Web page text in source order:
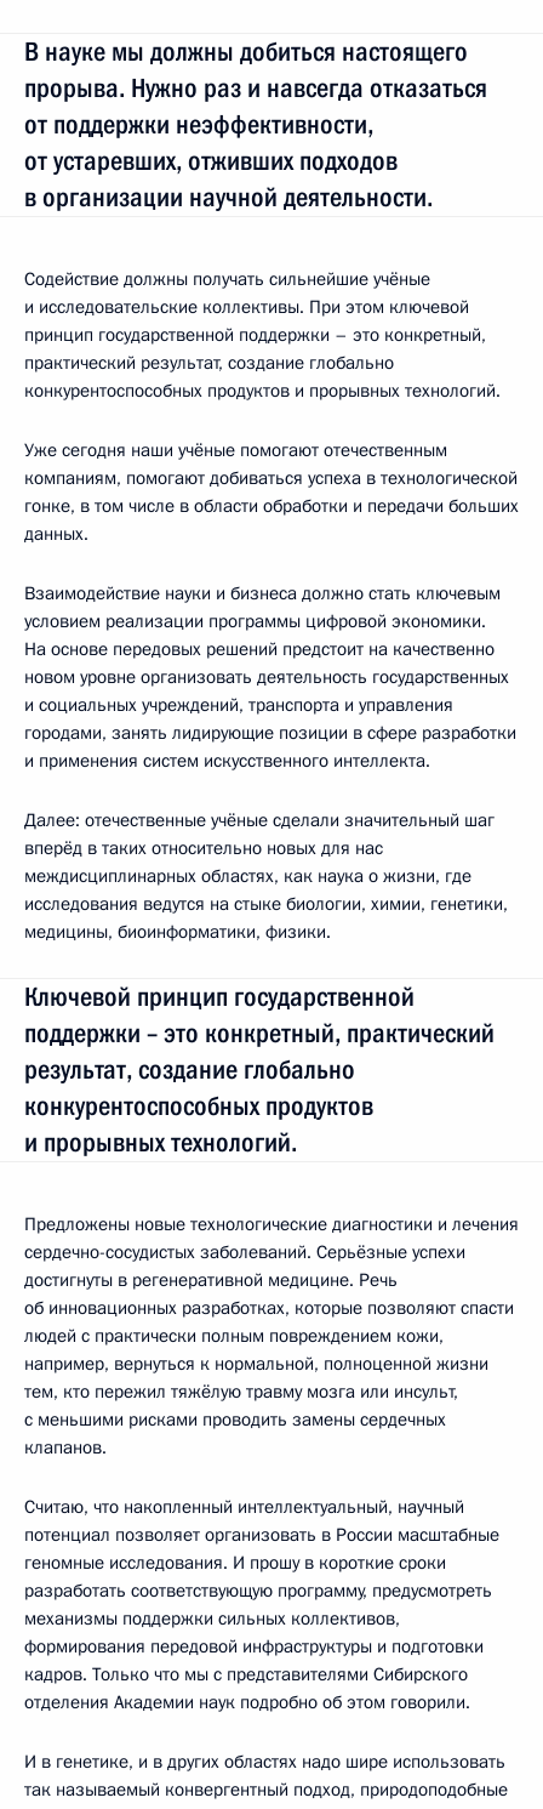
В науке мы должны добиться настоящего
прорыва. Нужно раз и навсегда отказаться
от поддержки неэффективности,
от устаревших, отживших подходов
в организации научной деятельности.
Содействие должны получать сильнейшие учёные
и исследовательские коллективы. При этом ключевой
принцип государственной поддержки – это конкретный,
практический результат, создание глобально
конкурентоспособных продуктов и прорывных технологий.
Уже сегодня наши учёные помогают отечественным
компаниям, помогают добиваться успеха в технологической
гонке, в том числе в области обработки и передачи больших
данных.
Взаимодействие науки и бизнеса должно стать ключевым
условием реализации программы цифровой экономики.
На основе передовых решений предстоит на качественно
новом уровне организовать деятельность государственных
и социальных учреждений, транспорта и управления
городами, занять лидирующие позиции в сфере разработки
и применения систем искусственного интеллекта.
Далее: отечественные учёные сделали значительный шаг
вперёд в таких относительно новых для нас
междисциплинарных областях, как наука о жизни, где
исследования ведутся на стыке биологии, химии, генетики,
медицины, биоинформатики, физики.
Ключевой принцип государственной
поддержки – это конкретный, практический
результат, создание глобально
конкурентоспособных продуктов
и прорывных технологий.
Предложены новые технологические диагностики и лечения
сердечно-сосудистых заболеваний. Серьёзные успехи
достигнуты в регенеративной медицине. Речь
об инновационных разработках, которые позволяют спасти
людей с практически полным повреждением кожи,
например, вернуться к нормальной, полноценной жизни
тем, кто пережил тяжёлую травму мозга или инсульт,
с меньшими рисками проводить замены сердечных
клапанов.
Считаю, что накопленный интеллектуальный, научный
потенциал позволяет организовать в России масштабные
геномные исследования. И прошу в короткие сроки
разработать соответствующую программу, предусмотреть
механизмы поддержки сильных коллективов,
формирования передовой инфраструктуры и подготовки
кадров. Только что мы с представителями Сибирского
отделения Академии наук подробно об этом говорили.
И в генетике, и в других областях надо шире использовать
так называемый конвергентный подход, природоподобные